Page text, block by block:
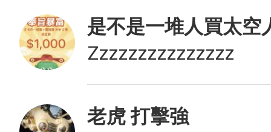
是不是一堆人買太空
Zzzzzzzzzzzzzzz
老虎 打擊強